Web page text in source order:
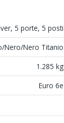
5 porte, 5 posti
Nero/Nero Titanio
1.285 kg
Euro 6e